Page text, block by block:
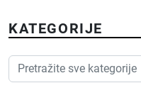
KATEGORIJE